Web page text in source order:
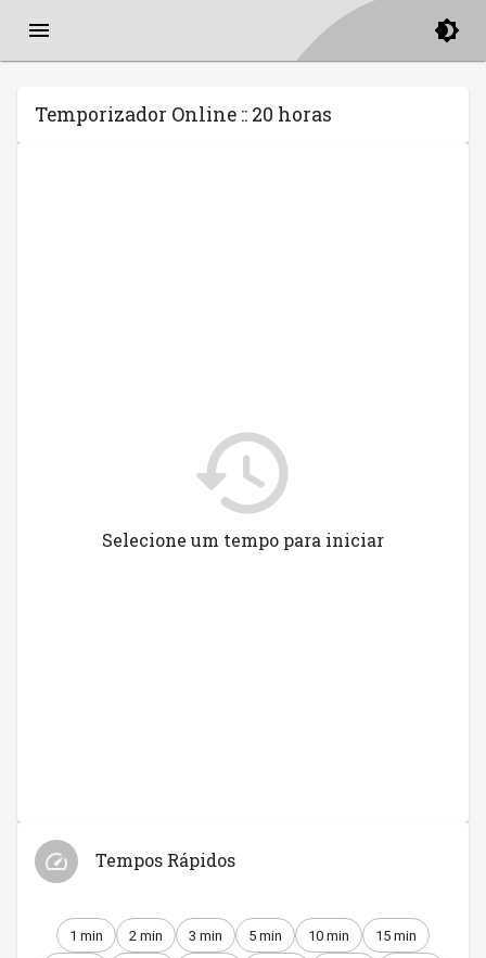
Temporizador Online :: 20 horas
Selecione um tempo para iniciar
Tempos Rápidos
1 min 2 min 3 min 5 min 10 min 15 min